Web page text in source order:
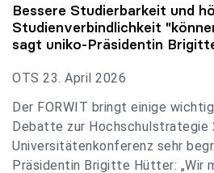
Bessere Studierbarkeit und
Studienverbindlichkeit
sagt uniko-Präsidentin
OTS 23. April 2026
Der FORWIT bringt einige
Debatte zur Hochschulstrategie
Universitätenkonferenz sehr
Präsidentin Brigitte Hütter: „Wir